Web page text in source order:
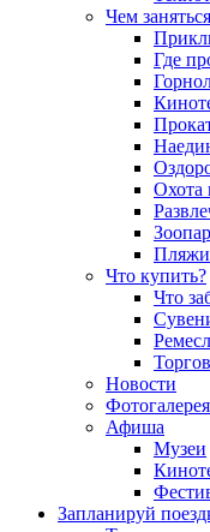
Чем заняться
Где
Охота
Пляжи
Что купить?
Что
Новости
Фотогалерея
Афиша
Музеи
Запланируй